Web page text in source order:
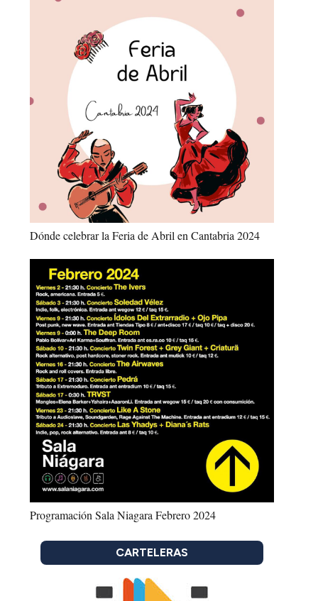
Dónde celebrar la Feria de Abril en Cantabria 2024
Programación Sala Niagara Febrero 2024
CARTELERAS